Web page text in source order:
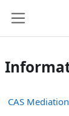
CAS